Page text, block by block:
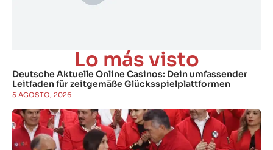
Lo más visto
Deutsche Aktuelle Online Casinos: Dein umfassender
Leitfaden für zeitgemäße Glücksspielplattformen
5 AGOSTO, 2026